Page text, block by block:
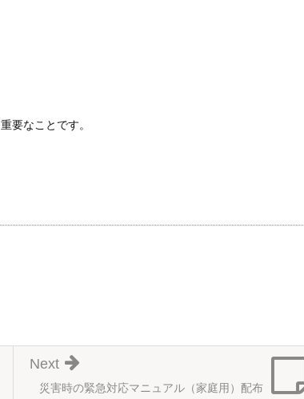
要なことです。
災害時の緊急対応マニュアル（家庭用）配布
Next